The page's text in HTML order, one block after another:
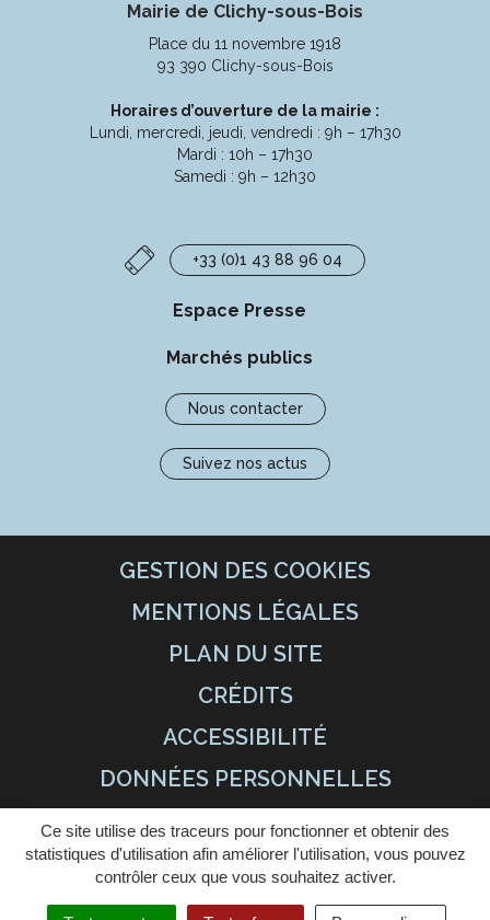
Ce site utilise des traceurs pour fonctionner et obtenir des
statistiques d'utilisation afin améliorer l'utilisation, vous pouvez
contrôler ceux que vous souhaitez activer.
le
compte
Facebook
le
compte
Instagram
le
compte
Linkedin
la
chaîne
Youtube
Mairie de Clichy-sous-Bois
Place du 11 novembre 1918
93 390 Clichy-sous-Bois
Horaires d’ouverture de la mairie :
Lundi, mercredi, jeudi, vendredi : 9h – 17h30
Mardi : 10h – 17h30
Samedi : 9h – 12h30
+33 (0)1 43 88 96 04
Espace Presse
Marchés publics
Nous contacter
Suivez nos actus
GESTION DES COOKIES
MENTIONS LÉGALES
PLAN DU SITE
CRÉDITS
ACCESSIBILITÉ
DONNÉES PERSONNELLES